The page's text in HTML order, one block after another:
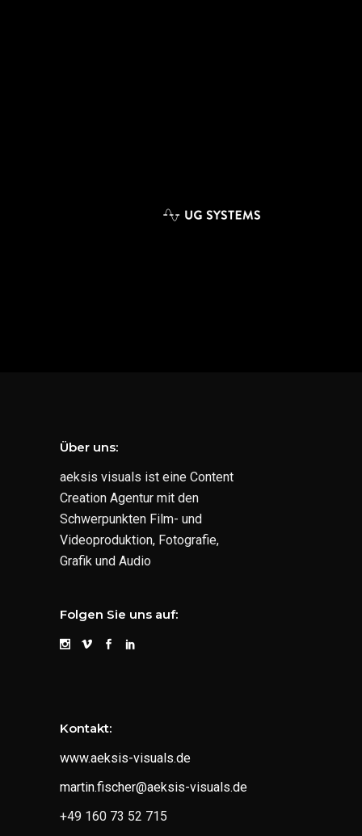
Über uns:
aeksis visuals ist eine Content
Creation Agentur mit den
Schwerpunkten Film- und
Videoproduktion, Fotografie,
Grafik und Audio
Folgen Sie uns auf:
Kontakt:
www.aeksis-visuals.de
martin.fischer@aeksis-visuals.de
+49 160 73 52 715